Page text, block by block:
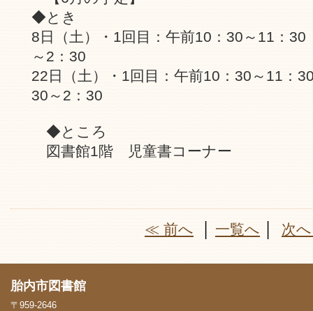
◆とき
8日（土）・1回目：午前10：30～11：
～2：30
22日（土）・1回目：午前10：30～11：
30～2：30
◆ところ
図書館1階 児童書コーナー
≪ 前へ 一覧へ 次
胎内市図書館
〒959-2646